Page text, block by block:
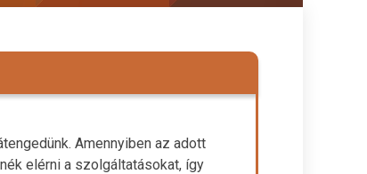
Amennyiben az adott
elérni a szolgáltatásokat, így